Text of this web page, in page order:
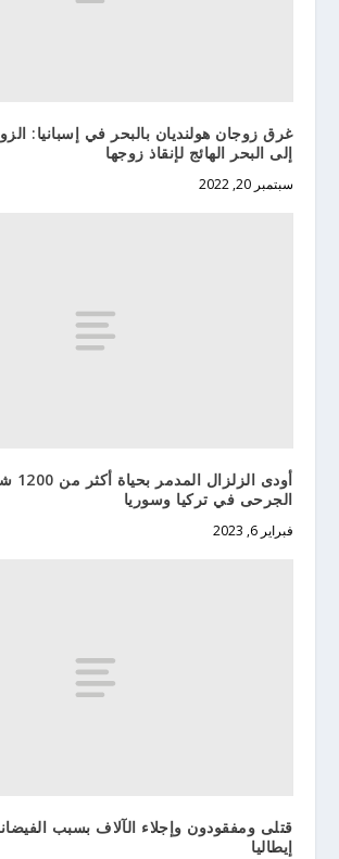
غرق زوجان هولنديان بالبحر في إسبانيا:
إلى البحر الهائج لإنقاذ زوجها
سبتمبر 20, 2022
أودى
الجرحى في تركيا وسوريا
فبراير 6, 2023
قتلى ومفقودون وإجلاء الآلاف بسبب
إيطاليا